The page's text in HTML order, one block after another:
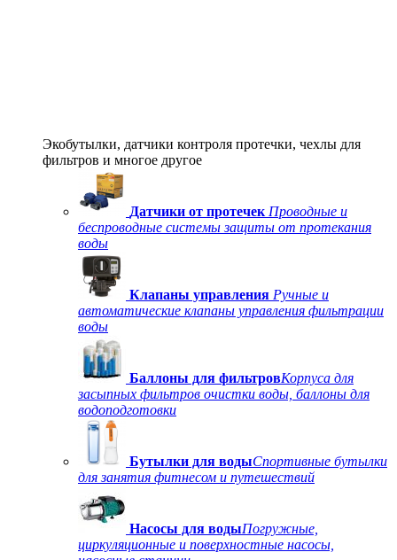
Экобутылки, датчики контроля протечки, чехлы для
фильтров и многое другое
Датчики от протечек Проводные и
беспроводные системы защиты от протекания
воды
Клапаны управления Ручные и
автоматические клапаны управления фильтрации
воды
Баллоны для фильтровКорпуса для
засыпных фильтров очистки воды, баллоны для
водоподготовки
Бутылки для водыСпортивные бутылки
для занятия фитнесом и путешествий
Насосы для водыПогружные,
циркуляционные и поверхностные насосы,